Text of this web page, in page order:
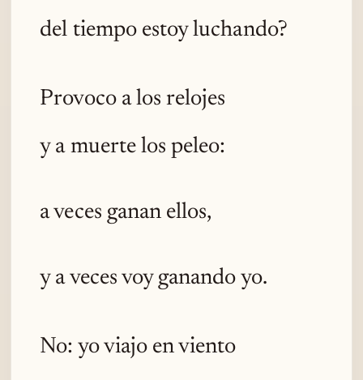
del tiempo estoy luchando?
Provoco a los relojes
y a muerte los peleo:
a veces ganan ellos,
y a veces voy ganando yo.
No: yo viajo en viento